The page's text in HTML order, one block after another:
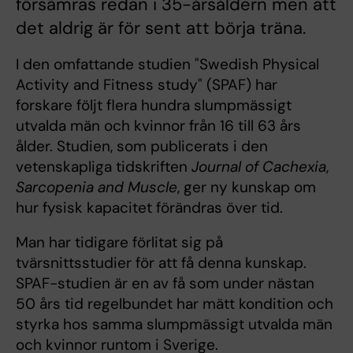
det aldrig är för sent att börja träna.
I den omfattande studien "Swedish Physical
Activity and Fitness study" (SPAF) har
forskare följt flera hundra slumpmässigt
utvalda män och kvinnor från 16 till 63 års
ålder. Studien, som publicerats i den
vetenskapliga tidskriften Journal of Cachexia,
Sarcopenia and Muscle, ger ny kunskap om
hur fysisk kapacitet förändras över tid.
Man har tidigare förlitat sig på
tvärsnittsstudier för att få denna kunskap.
SPAF-studien är en av få som under nästan
50 års tid regelbundet har mätt kondition och
styrka hos samma slumpmässigt utvalda män
och kvinnor runtom i Sverige.